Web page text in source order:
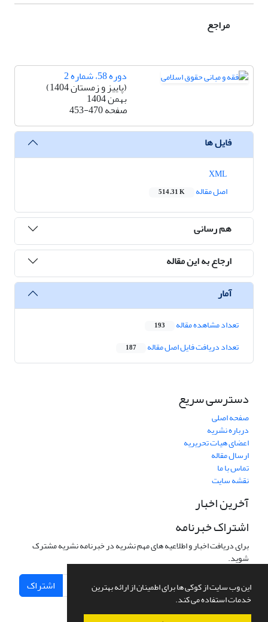
این وب سایت از کوکی ها برای اطمینان از ارائه بهترین
خدمات استفاده می کند.
مراجع
دوره 58، شماره 2
(پاییز و زمستان 1404)
بهمن 1404
صفحه453-470
فایل ها
اصل مقاله
514.31 K
هم رسانی
ارجاع به این مقاله
آمار
تعداد مشاهده مقاله 193
تعداد دریافت فایل اصل مقاله 187
دسترسی سریع
صفحه اصلی
درباره نشریه
اعضای هیات تحریریه
ارسال مقاله
تماس با ما
نقشه سایت
آخرین اخبار
اشتراک خبرنامه
برای دریافت اخبار و اطلاعیه های مهم نشریه در خبرنامه نشریه مشترک
شوید.
اشتراک